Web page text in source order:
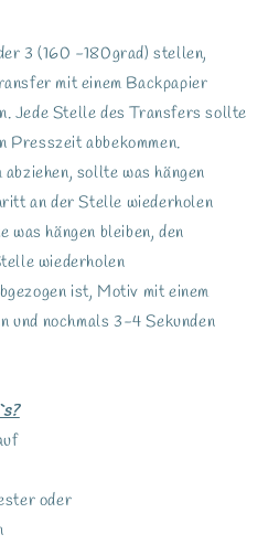
3 (160 -180grad) stellen,
mit einem Backpapier
Jede Stelle des Transfers sollte
Presszeit abbekommen.
sollte was hängen
an der Stelle wiederholen
hängen bleiben, den
wiederholen
ist, Motiv mit einem
und nochmals 3-4 Sekunden
oder